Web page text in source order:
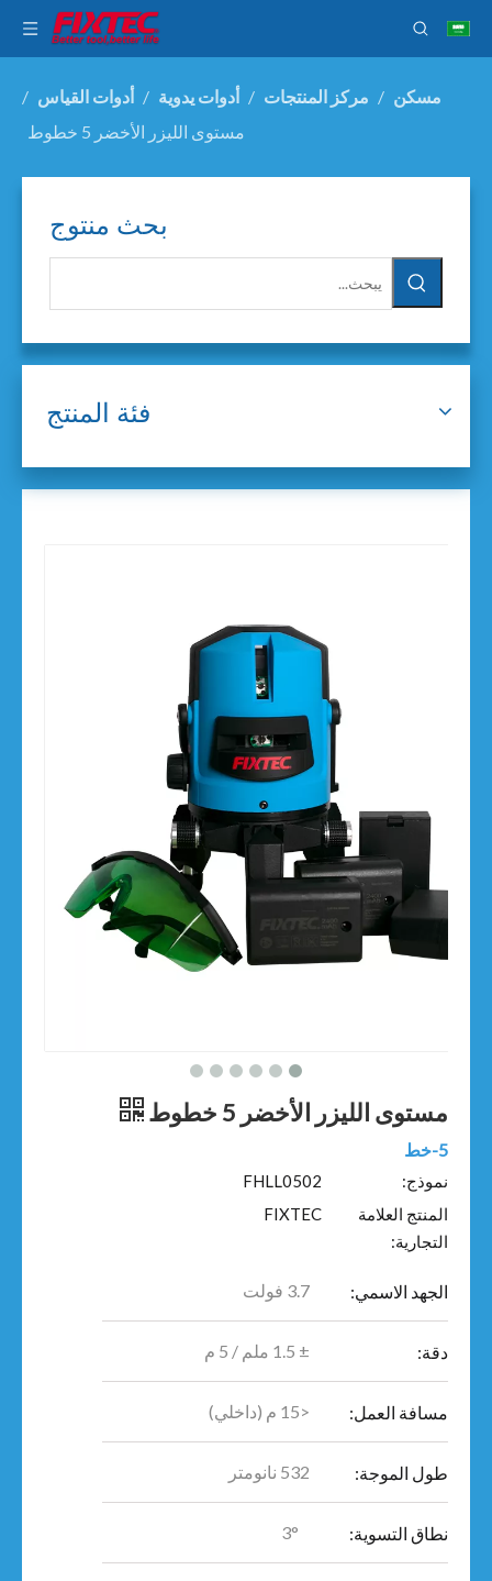
مسكن / مركز المنتجات / أدوات يدوية / أدوات القياس /
مستوى الليزر الأخضر 5 خطوط
بحث منتوج
فئة المنتج
مستوى الليزر الأخضر 5 خطوط
5-خط
نموذج:
FHLL0502
المنتج العلامة
التجارية:
FIXTEC
الجهد الاسمي: 3.7 فولت
دقة: ± 1.5 ملم / 5 م
مسافة العمل: <15 م (داخلي)
طول الموجة: 532 نانومتر
نطاق التسوية: 3°